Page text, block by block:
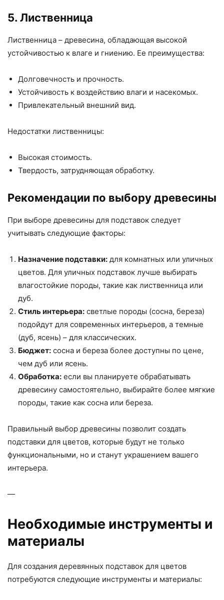
5. Лиственница
Лиственница – древесина, обладающая высокой
устойчивостью к влаге и гниению. Ее преимущества:
Долговечность и прочность.
Устойчивость к воздействию влаги и насекомых.
Привлекательный внешний вид.
Недостатки лиственницы:
Высокая стоимость.
Твердость, затрудняющая обработку.
Рекомендации по выбору древесины
При выборе древесины для подставок следует
учитывать следующие факторы:
Назначение подставки: для комнатных или уличных
цветов. Для уличных подставок лучше выбирать
влагостойкие породы, такие как лиственница или
дуб.
Стиль интерьера: светлые породы (сосна, береза)
подойдут для современных интерьеров, а темные
(дуб, ясень) – для классических.
Бюджет: сосна и береза более доступны по цене,
чем дуб или ясень.
Обработка: если вы планируете обрабатывать
древесину самостоятельно, выбирайте более мягкие
породы, такие как сосна или береза.
Правильный выбор древесины позволит создать
подставки для цветов, которые будут не только
функциональными, но и станут украшением вашего
интерьера.
—
Необходимые инструменты и
материалы
Для создания деревянных подставок для цветов
потребуются следующие инструменты и материалы: